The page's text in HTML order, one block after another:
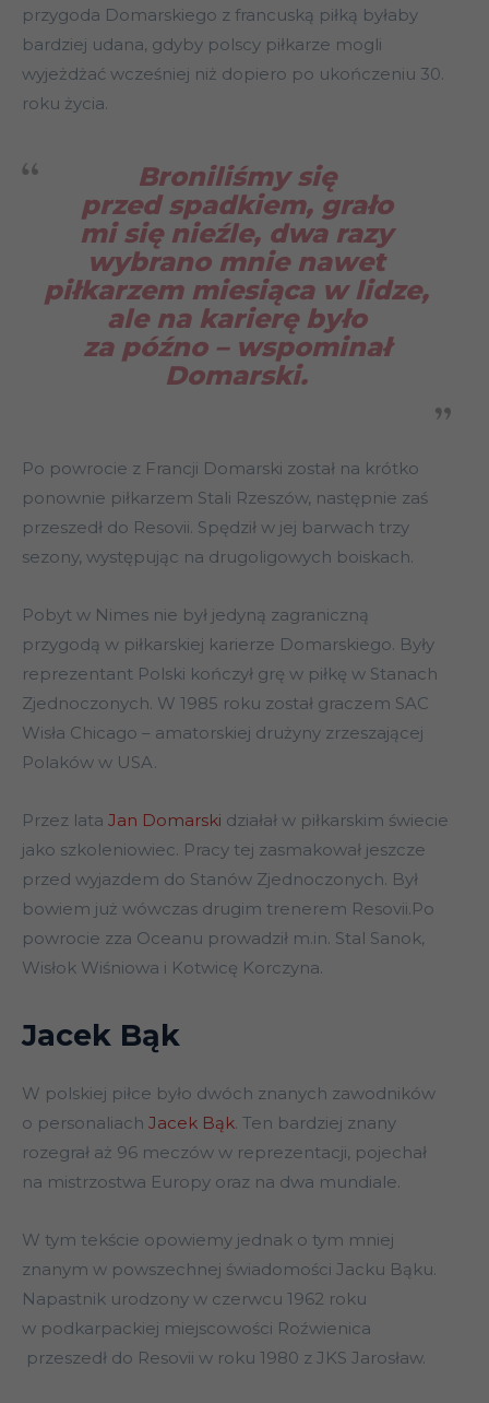
przygoda Domarskiego z francuską piłką byłaby
bardziej udana, gdyby polscy piłkarze mogli
wyjeżdżać wcześniej niż dopiero po ukończeniu 30.
roku życia.
Broniliśmy się
przed spadkiem, grało
mi się nieźle, dwa razy
wybrano mnie nawet
piłkarzem miesiąca w lidze,
ale na karierę było
za późno– wspominał
Domarski.
Po powrocie z Francji Domarski został na krótko
ponownie piłkarzem Stali Rzeszów, następnie zaś
przeszedł do Resovii. Spędził w jej barwach trzy
sezony, występując na drugoligowych boiskach.
Pobyt w Nimes nie był jedyną zagraniczną
przygodą w piłkarskiej karierze Domarskiego. Były
reprezentant Polski kończył grę w piłkę w Stanach
Zjednoczonych. W 1985 roku został graczem SAC
Wisła Chicago – amatorskiej drużyny zrzeszającej
Polaków w USA.
Przez lata Jan Domarski działał w piłkarskim świecie
jako szkoleniowiec. Pracy tej zasmakował jeszcze
przed wyjazdem do Stanów Zjednoczonych. Był
bowiem już wówczas drugim trenerem Resovii.Po
powrocie zza Oceanu prowadził m.in. Stal Sanok,
Wisłok Wiśniowa i Kotwicę Korczyna.
Jacek Bąk
W polskiej piłce było dwóch znanych zawodników
o personaliach Jacek Bąk. Ten bardziej znany
rozegrał aż 96 meczów w reprezentacji, pojechał
na mistrzostwa Europy oraz na dwa mundiale.
W tym tekście opowiemy jednak o tym mniej
znanym w powszechnej świadomości Jacku Bąku.
Napastnik urodzony w czerwcu 1962 roku
w podkarpackiej miejscowości Roźwienica
przeszedł do Resovii w roku 1980 z JKS Jarosław.